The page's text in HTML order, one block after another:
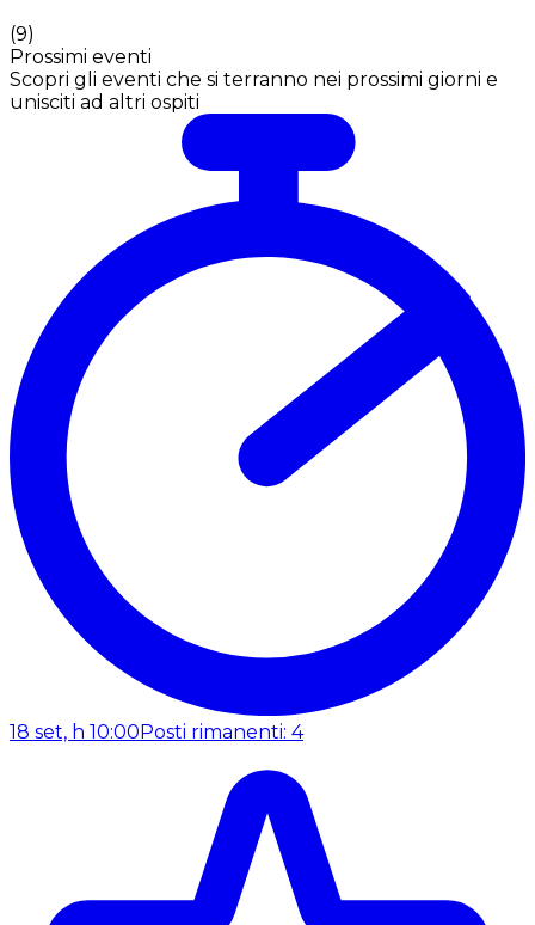
(9)
Prossimi eventi
Scopri gli eventi che si terranno nei prossimi giorni e
unisciti ad altri ospiti
18 set, h 10:00 Posti rimanenti: 4